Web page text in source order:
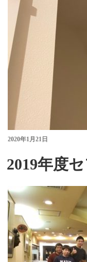
投
2020年1月21日
2019年度